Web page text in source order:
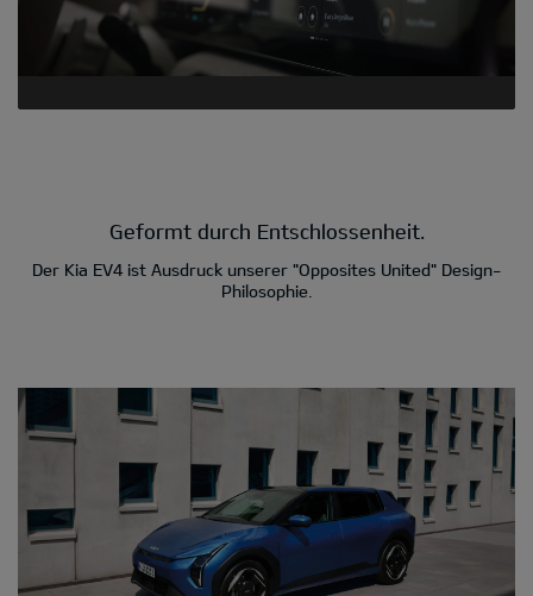
Geformt durch Entschlossenheit.
Der Kia EV4 ist Ausdruck unserer "Opposites United" Design-
Philosophie.